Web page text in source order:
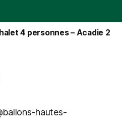
4 personnes – Acadie 2
hautes-